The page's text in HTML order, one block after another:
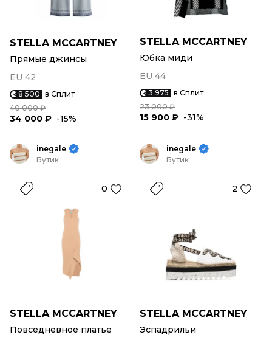
STELLA MCCARTNEY
Прямые джинсы
EU 42
8 500 в Сплит
40 000 ₽
34 000 ₽ -15%
STELLA MCCARTNEY
Юбка миди
EU 44
3 975 в Сплит
23 000 ₽
15 900 ₽ -31%
inegale
Бутик
0
STELLA MCCARTNEY
Повседневное платье
inegale
Бутик
2
STELLA MCCARTNEY
Эспадрильи